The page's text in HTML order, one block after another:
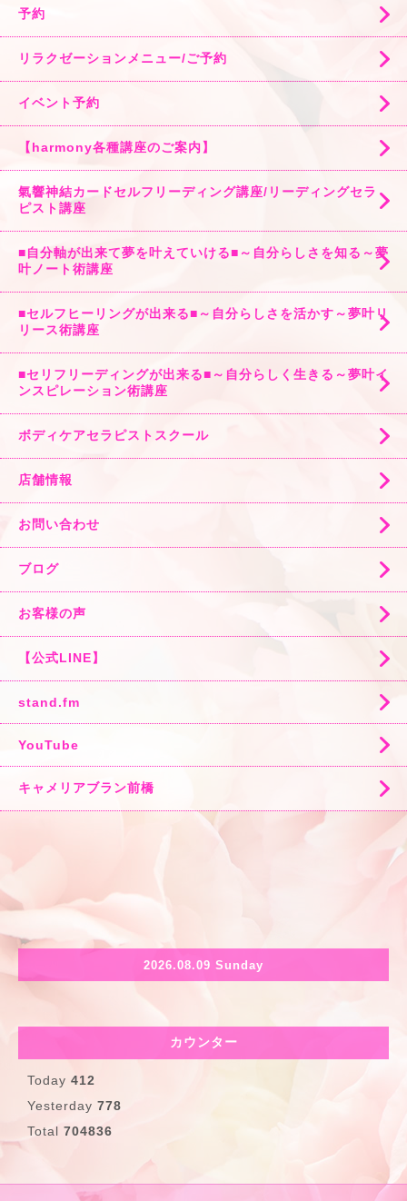
予約
リラクゼーションメニュー/ご予約
イベント予約
【harmony各種講座のご案内】
氣響神結カードセルフリーディング講座/リーディングセラ
ピスト講座
■自分軸が出来て夢を叶えていける■～自分らしさを知る～夢
叶ノート術講座
■セルフヒーリングが出来る■～自分らしさを活かす～夢叶リ
リース術講座
■セリフリーディングが出来る■～自分らしく生きる～夢叶イ
ンスピレーション術講座
ボディケアセラピストスクール
店舗情報
お問い合わせ
ブログ
お客様の声
【公式LINE】
stand.fm
YouTube
キャメリアブラン前橋
2026.08.09 Sunday
カウンター
Today 412
Yesterday 778
Total 704836